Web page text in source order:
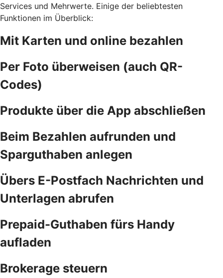
Services und Mehrwerte. Einige der beliebtesten
Funktionen im Überblick:
Mit Karten und online bezahlen
Per Foto überweisen (auch QR-
Codes)
Produkte über die App abschließen
Beim Bezahlen aufrunden und
Sparguthaben anlegen
Übers E-Postfach Nachrichten und
Unterlagen abrufen
Prepaid-Guthaben fürs Handy
aufladen
Brokerage steuern